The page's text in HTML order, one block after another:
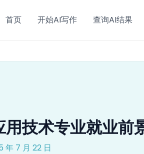
首页 开始AI写作 查询AI结果
用技术专业就业前
年 7 月 22 日